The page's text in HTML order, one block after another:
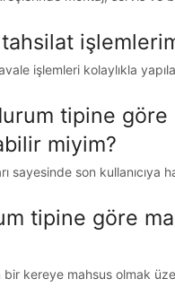
işlemleri kolaylıkla
tipine göre
miyim?
sayesinde son kullanıcıya
tipine göre
kereye mahsus olmak